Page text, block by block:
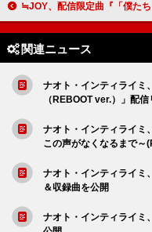
≒JOY、配信限定曲『「僕たちの歌」』『ノンフィクション』MV公開
関連ニュース
ナオト・インティライミ
（REBOOT ver.）」配信
ナオト・インティライミ
この声がなくなるまで～
ナオト・インティライミ
＆収録曲を公開
ナオト・インティライミ